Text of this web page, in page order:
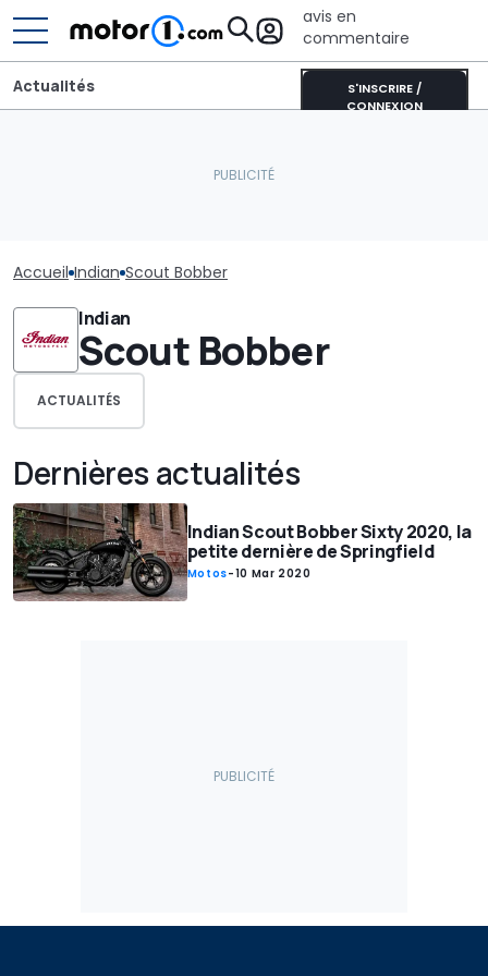
avis en
commentaire
S'INSCRIRE /
CONNEXION
Actualités
Accueil Indian Scout Bobber
Indian
Scout Bobber
ACTUALITÉS
Dernières actualités
Indian Scout Bobber Sixty 2020, la
petite dernière de Springfield
Motos-10 Mar 2020